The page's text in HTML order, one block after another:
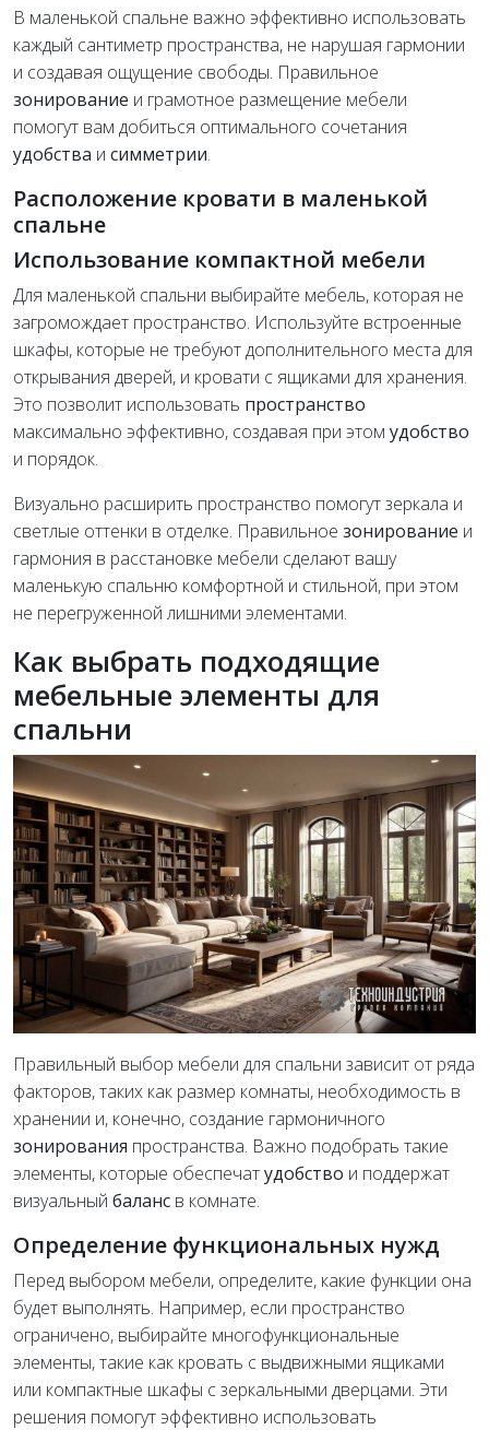
В маленькой спальне важно эффективно использовать
каждый сантиметр пространства, не нарушая гармонии
и создавая ощущение свободы. Правильное
зонирование и грамотное размещение мебели
помогут вам добиться оптимального сочетания
удобства и симметрии.
Расположение кровати в маленькой
спальне
Использование компактной мебели
Для маленькой спальни выбирайте мебель, которая не
загромождает пространство. Используйте встроенные
шкафы, которые не требуют дополнительного места для
открывания дверей, и кровати с ящиками для хранения.
Это позволит использовать пространство
максимально эффективно, создавая при этом удобство
и порядок.
Визуально расширить пространство помогут зеркала и
светлые оттенки в отделке. Правильное зонирование и
гармония в расстановке мебели сделают вашу
маленькую спальню комфортной и стильной, при этом
не перегруженной лишними элементами.
Как выбрать подходящие
мебельные элементы для
спальни
Правильный выбор мебели для спальни зависит от ряда
факторов, таких как размер комнаты, необходимость в
хранении и, конечно, создание гармоничного
зонирования пространства. Важно подобрать такие
элементы, которые обеспечатудобство и поддержат
визуальный баланс в комнате.
Определение функциональных нужд
Перед выбором мебели, определите, какие функции она
будет выполнять. Например, если пространство
ограничено, выбирайте многофункциональные
элементы, такие как кровать с выдвижными ящиками
или компактные шкафы с зеркальными дверцами. Эти
решения помогут эффективно использовать